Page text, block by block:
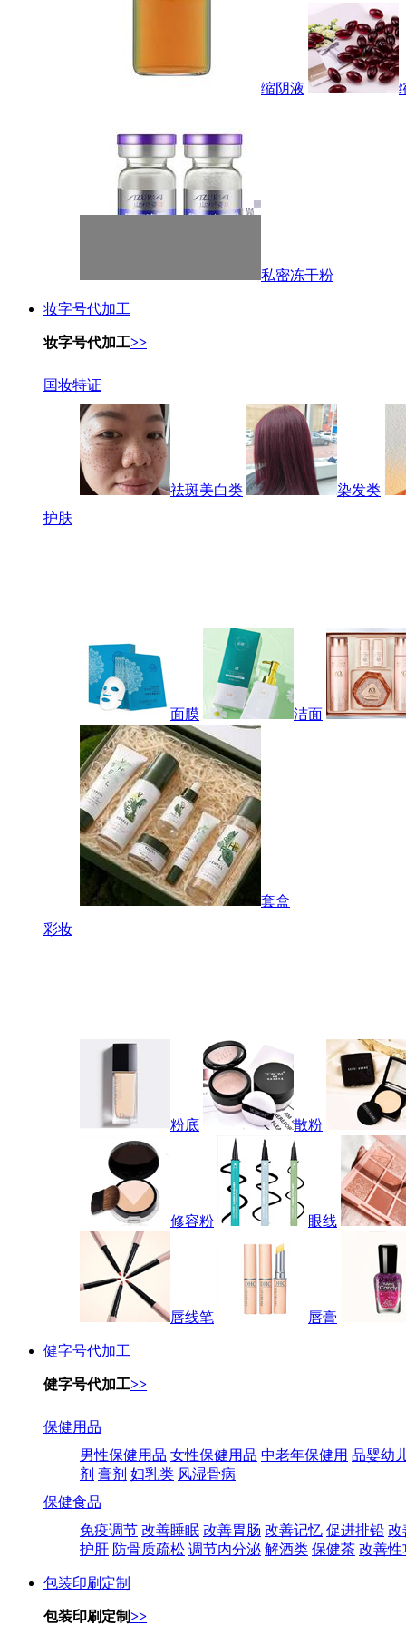
缩阴液
私密冻干粉
妆字号代加工
妆字号代加工>>
国妆特证
祛斑美白类
染发类
护肤
面膜 洁面
套盒
彩妆
粉底 散粉
修容粉 眼线
唇线笔 唇膏
健字号代加工
健字号代加工>>
保健用品
男性保健用品 女性保健用品 中老年保健用 品婴幼
剂 膏剂 妇乳类 风湿骨病
保健食品
免疫调节 改善睡眠 改善胃肠 改善记忆 促进排铅 改
护肝 防骨质疏松 调节内分泌 解酒类 保健茶 改善性
包装印刷定制
包装印刷定制>>